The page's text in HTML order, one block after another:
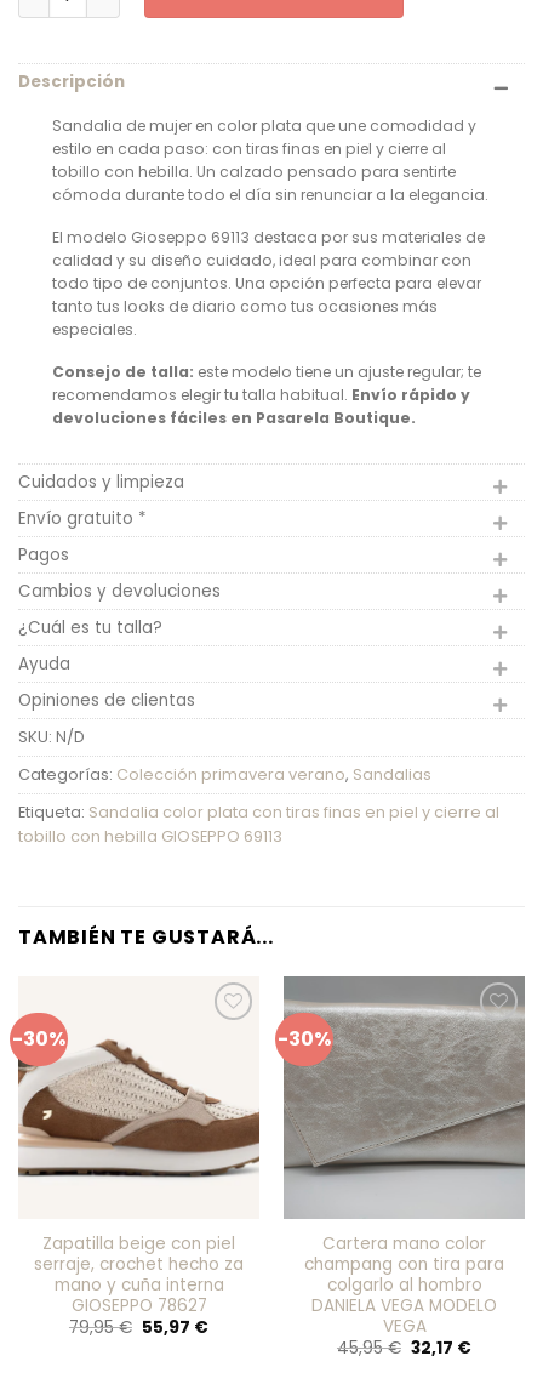
Descripción
Sandalia de mujer en color plata que une comodidad y
estilo en cada paso: con tiras finas en piel y cierre al
tobillo con hebilla. Un calzado pensado para sentirte
cómoda durante todo el día sin renunciar a la elegancia.
El modelo Gioseppo 69113 destaca por sus materiales de
calidad y su diseño cuidado, ideal para combinar con
todo tipo de conjuntos. Una opción perfecta para elevar
tanto tus looks de diario como tus ocasiones más
especiales.
Consejo de talla: este modelo tiene un ajuste regular; te
recomendamos elegir tu talla habitual. Envío rápido y
devoluciones fáciles en Pasarela Boutique.
Cuidados y limpieza
Envío gratuito *
Pagos
Cambios y devoluciones
¿Cuál es tu talla?
Ayuda
Opiniones de clientas
SKU: N/D
Categorías: Colección primavera verano, Sandalias
Etiqueta: Sandalia color plata con tiras finas en piel y cierre al
tobillo con hebilla GIOSEPPO 69113
TAMBIÉN TE GUSTARÁ...
-30%
Zapatilla beige con piel
serraje, crochet hecho za
mano y cuña interna
GIOSEPPO 78627
79,95€ El
precio
55,97 €El
-30%
Añadir
a mis
favoritos
Cartera mano color
champang con tira para
colgarlo al hombro
DANIELA VEGA MODELO
VEGA
45,95€ El
precio
32,17 €El